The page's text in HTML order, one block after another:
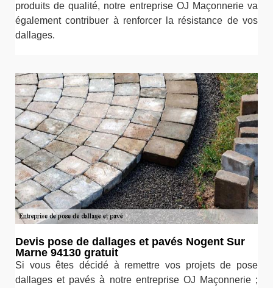
produits de qualité, notre entreprise OJ Maçonnerie va
également contribuer à renforcer la résistance de vos
dallages.
Devis pose de dallages et pavés Nogent Sur
Marne 94130 gratuit
Si vous êtes décidé à remettre vos projets de pose
dallages et pavés à notre entreprise OJ Maçonnerie ;